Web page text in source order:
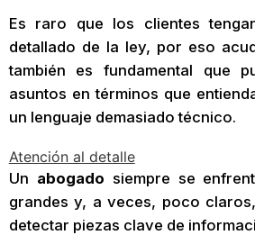
Es raro que los clientes
detallado de la ley, por eso
también es fundamental que
asuntos en términos que
un lenguaje demasiado técnico.
Atención al detalle
Un abogado siempre se
grandes y, a veces, poco
detectar piezas clave de